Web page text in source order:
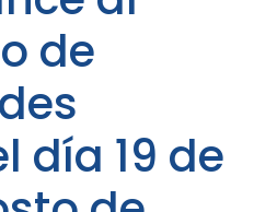
de
día 19 de